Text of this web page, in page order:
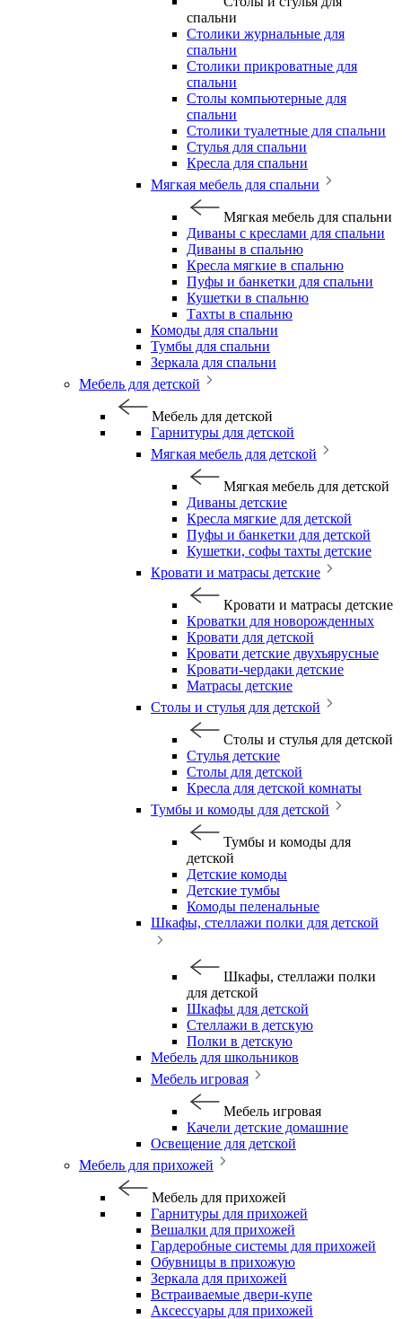
спальни
Столики журнальные для
спальни
Столики прикроватные для
спальни
Столы компьютерные для
спальни
Столики туалетные для спальни
Стулья для спальни
Кресла для спальни
Мягкая мебель для спальни
Мягкая мебель для спальни
Диваны с креслами для спальни
Диваны в спальню
Кресла мягкие в спальню
Пуфы и банкетки для спальни
Кушетки в спальню
Тахты в спальню
Комоды для спальни
Тумбы для спальни
Зеркала для спальни
Мебель для детской
Мебель для детской
Гарнитуры для детской
Мягкая мебель для детской
Мягкая мебель для детской
Диваны детские
Кресла мягкие для детской
Пуфы и банкетки для детской
Кушетки, софы тахты детские
Кровати и матрасы детские
Кровати и матрасы детские
Кроватки для новорожденных
Кровати для детской
Кровати детские двухъярусные
Кровати-чердаки детские
Матрасы детские
Столы и стулья для детской
Столы и стулья для детской
Стулья детские
Столы для детской
Кресла для детской комнаты
Тумбы и комоды для детской
Тумбы и комоды для
детской
Детские комоды
Детские тумбы
Комоды пеленальные
Шкафы, стеллажи полки для детской
Шкафы, стеллажи полки
для детской
Шкафы для детской
Стеллажи в детскую
Полки в детскую
Мебель для школьников
Мебель игровая
Мебель игровая
Качели детские домашние
Освещение для детской
Мебель для прихожей
Мебель для прихожей
Гарнитуры для прихожей
Вешалки для прихожей
Гардеробные системы для прихожей
Обувницы в прихожую
Зеркала для прихожей
Встраиваемые двери-купе
Аксессуары для прихожей